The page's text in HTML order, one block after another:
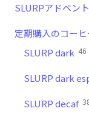
SLURPアドベン
定期購入のコーヒ
SLURP dark 46
SLURP dark
SLURP decaf